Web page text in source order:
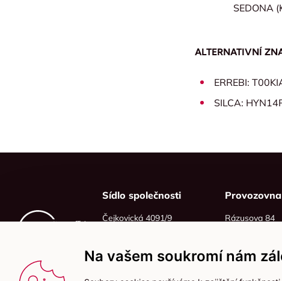
SEDONA
ALTERNATIVNÍ
ERREBI:
SILCA:
Sídlo společnosti
Čejkovická 4091/9
IČO: 06215319
DIČ: CZ06215319
Provozovna
Rázusova 84
Na vašem soukromí nám